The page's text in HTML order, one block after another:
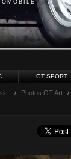
GT SPORT
/ Photos GT Art /